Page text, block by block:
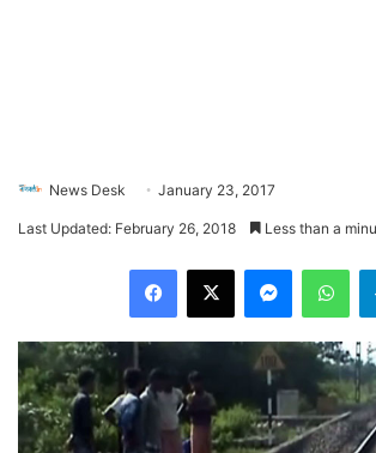
News Desk January 23, 2017
Last Updated: February 26, 2018 Less than a